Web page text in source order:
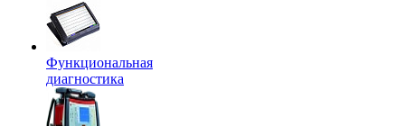
Функциональная
диагностика